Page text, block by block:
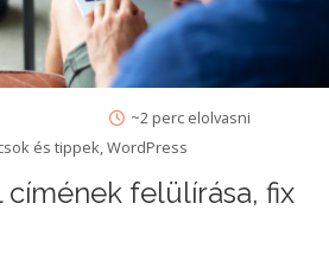
~2 perc elolvasni
és tippek,WordPress
címének felülírása, fix